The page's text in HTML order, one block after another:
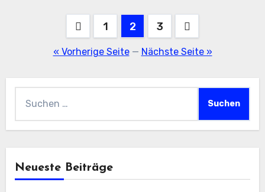
Seitennummerierung
1 2 3
« Vorherige Seite— Nächste Seite »
Neueste Beiträge